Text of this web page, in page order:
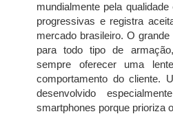
mundialmente pela
progressivas e registra
mercado brasileiro. O
para todo tipo de
sempre oferecer uma
comportamento do cliente.
desenvolvido
smartphones porque prioriza